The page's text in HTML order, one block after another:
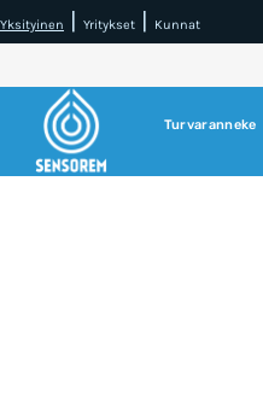
Yksityinen Yritykset Kunnat
Turvaranneke